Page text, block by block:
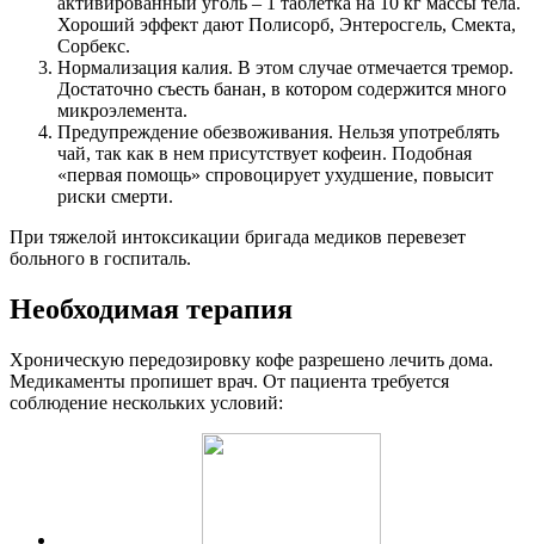
Хороший эффект дают Полисорб, Энтеросгель, Смекта,
Сорбекс.
Нормализация калия. В этом случае отмечается тремор.
Достаточно съесть банан, в котором содержится много
микроэлемента.
Предупреждение обезвоживания. Нельзя употреблять
чай, так как в нем присутствует кофеин. Подобная
«первая помощь» спровоцирует ухудшение, повысит
риски смерти.
При тяжелой интоксикации бригада медиков перевезет
больного в госпиталь.
Необходимая терапия
Хроническую передозировку кофе разрешено лечить дома.
Медикаменты пропишет врач. От пациента требуется
соблюдение нескольких условий: